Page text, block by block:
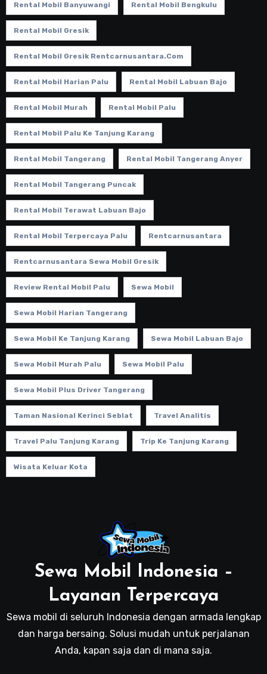
Rental Mobil Banyuwangi Rental Mobil Bengkulu
Rental Mobil Gresik
Rental Mobil Gresik Rentcarnusantara.com
Rental Mobil Harian Palu Rental Mobil Labuan Bajo
Rental Mobil Murah Rental Mobil Palu
Rental Mobil Palu Ke Tanjung Karang
Rental Mobil Tangerang Rental Mobil Tangerang Anyer
Rental Mobil Tangerang Puncak
Rental Mobil Terawat Labuan Bajo
Rental Mobil Terpercaya Palu Rentcarnusantara
Rentcarnusantara Sewa Mobil Gresik
Review Rental Mobil Palu Sewa Mobil
Sewa Mobil Harian Tangerang
Sewa Mobil Ke Tanjung Karang Sewa Mobil Labuan Bajo
Sewa Mobil Murah Palu Sewa Mobil Palu
Sewa Mobil Plus Driver Tangerang
Taman Nasional Kerinci Seblat Travel Analitis
Travel Palu Tanjung Karang Trip Ke Tanjung Karang
Wisata Keluar Kota
Sewa Mobil Indonesia –
Layanan Terpercaya
Sewa mobil di seluruh Indonesia dengan armada lengkap
dan harga bersaing. Solusi mudah untuk perjalanan
Anda, kapan saja dan di mana saja.